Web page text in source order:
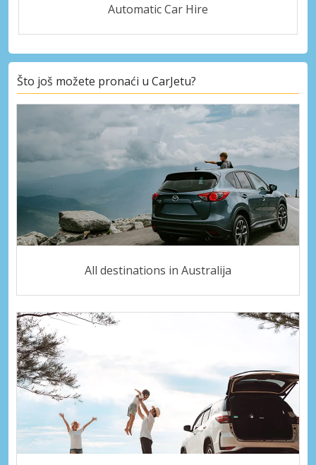
Automatic Car Hire
Što još možete pronaći u CarJetu?
All destinations in Australija